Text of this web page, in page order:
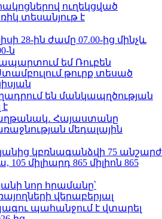
ուղեկցված
տեսանյութ է
28-ին ժամը 07.00-ից մինչև
ն
եմ Ռուբեն
թուրք տեսած
են մանկապղծության
է
Հայաստանը
մեդալային
կբռնագանձվի 75 անշարժ
միլիարդ 865 միլիոն 865
նոր հրամանը՝
վերաբերյալ
պահանջում է վտարել